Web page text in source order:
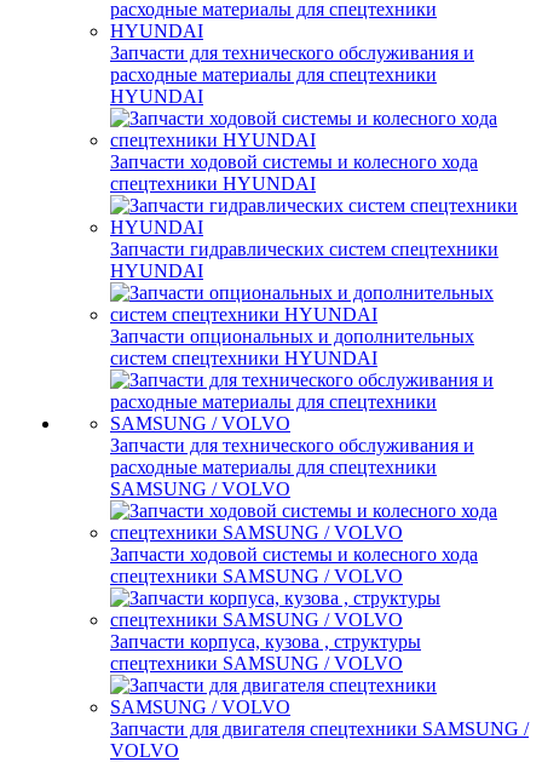
Запчасти для технического обслуживания и
расходные материалы для спецтехники
HYUNDAI
Запчасти ходовой системы и колесного хода
спецтехники HYUNDAI
Запчасти гидравлических систем спецтехники
HYUNDAI
Запчасти опциональных и дополнительных
систем спецтехники HYUNDAI
Запчасти для технического обслуживания и
расходные материалы для спецтехники
SAMSUNG / VOLVO
Запчасти ходовой системы и колесного хода
спецтехники SAMSUNG / VOLVO
Запчасти корпуса, кузова , структуры
спецтехники SAMSUNG / VOLVO
Запчасти для двигателя спецтехники SAMSUNG /
VOLVO